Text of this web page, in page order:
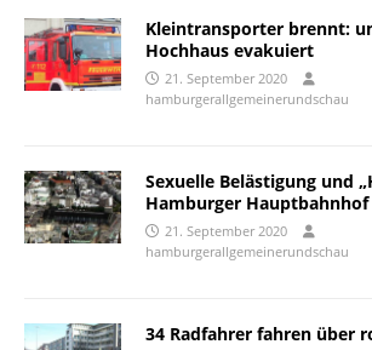
Kleintransporter brennt:
Hochhaus evakuiert
21. September 2020
hamburgerallgemeinerundschau
Sexuelle Belästigung und
Hamburger Hauptbahnhof
21. September 2020
hamburgerallgemeinerundschau
34 Radfahrer fahren über